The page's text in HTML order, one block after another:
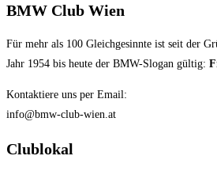
BMW Club Wien
Für mehr als 100 Gleichgesinnte ist seit der
Jahr 1954 bis heute der BMW-Slogan gültig:
Kontaktiere uns per Email:
info@bmw-club-wien.at
Clublokal